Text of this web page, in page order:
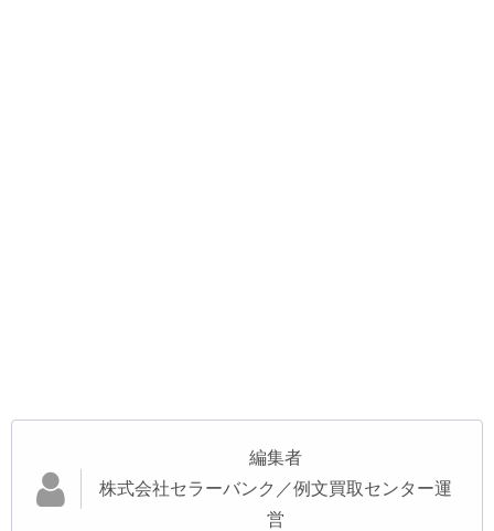
編集者
株式会社セラーバンク／例文買取センター運
営